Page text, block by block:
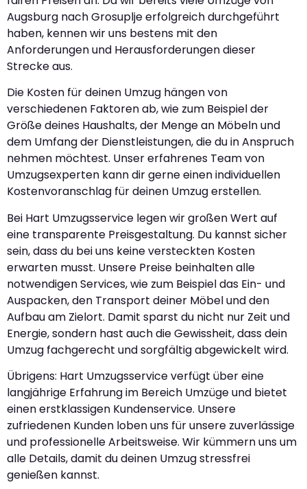
Augsburg nach Grosuplje erfolgreich durchgeführt
haben, kennen wir uns bestens mit den
Anforderungen und Herausforderungen dieser
Strecke aus.
Die Kosten für deinen Umzug hängen von
verschiedenen Faktoren ab, wie zum Beispiel der
Größe deines Haushalts, der Menge an Möbeln und
dem Umfang der Dienstleistungen, die du in Anspruch
nehmen möchtest. Unser erfahrenes Team von
Umzugsexperten kann dir gerne einen individuellen
Kostenvoranschlag für deinen Umzug erstellen.
Bei Hart Umzugsservice legen wir großen Wert auf
eine transparente Preisgestaltung. Du kannst sicher
sein, dass du bei uns keine versteckten Kosten
erwarten musst. Unsere Preise beinhalten alle
notwendigen Services, wie zum Beispiel das Ein- und
Auspacken, den Transport deiner Möbel und den
Aufbau am Zielort. Damit sparst du nicht nur Zeit und
Energie, sondern hast auch die Gewissheit, dass dein
Umzug fachgerecht und sorgfältig abgewickelt wird.
Übrigens: Hart Umzugsservice verfügt über eine
langjährige Erfahrung im Bereich Umzüge und bietet
einen erstklassigen Kundenservice. Unsere
zufriedenen Kunden loben uns für unsere zuverlässige
und professionelle Arbeitsweise. Wir kümmern uns um
alle Details, damit du deinen Umzug stressfrei
genießen kannst.